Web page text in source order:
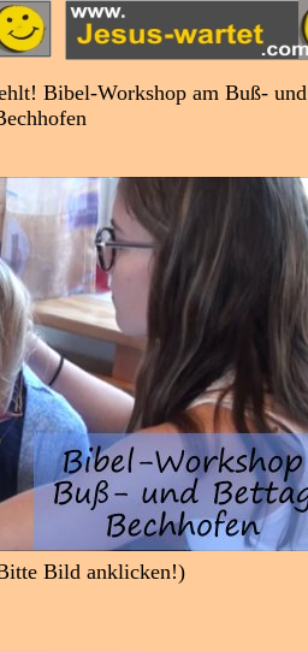
Bibel-Workshop am Buß- und
Bild anklicken!)